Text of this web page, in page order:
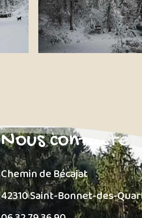
Nous contacter
Chemin de Bécajat
42310 Saint-Bonnet-des-